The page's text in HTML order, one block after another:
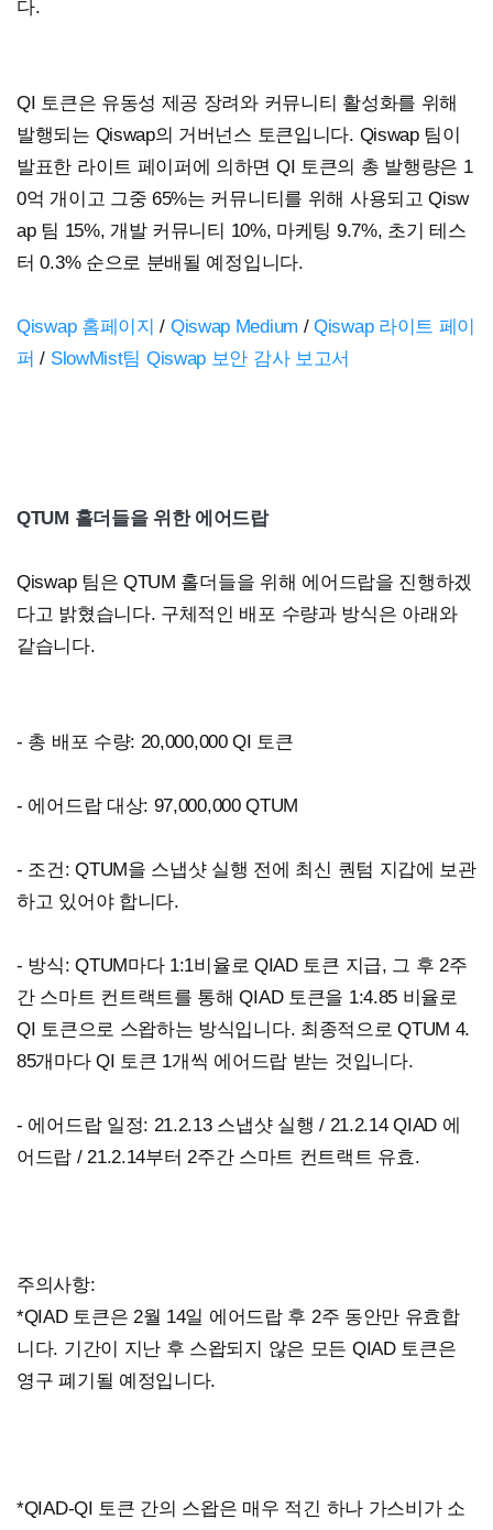
다.
QI 토큰은 유동성 제공 장려와 커뮤니티 활성화를 위해
발행되는 Qiswap의 거버넌스 토큰입니다. Qiswap 팀이
발표한 라이트 페이퍼에 의하면 QI 토큰의 총 발행량은 1
0억 개이고 그중 65%는 커뮤니티를 위해 사용되고 Qisw
ap 팀 15%, 개발 커뮤니티 10%, 마케팅 9.7%, 초기 테스
터 0.3% 순으로 분배될 예정입니다.
Qiswap 홈페이지 / Qiswap Medium /Qiswap 라이트 페이
퍼 / SlowMist팀 Qiswap 보안 감사 보고서
QTUM 홀더들을 위한 에어드랍
Qiswap 팀은 QTUM 홀더들을 위해 에어드랍을 진행하겠
다고 밝혔습니다. 구체적인 배포 수량과 방식은 아래와
같습니다.
- 총 배포 수량: 20,000,000 QI 토큰
- 에어드랍 대상: 97,000,000 QTUM
- 조건: QTUM을 스냅샷 실행 전에 최신 퀀텀 지갑에 보관
하고 있어야 합니다.
- 방식: QTUM마다 1:1비율로 QIAD 토큰 지급, 그 후 2주
간 스마트 컨트랙트를 통해 QIAD 토큰을 1:4.85 비율로
QI 토큰으로 스왑하는 방식입니다. 최종적으로 QTUM 4.
85개마다 QI 토큰 1개씩 에어드랍 받는 것입니다.
- 에어드랍 일정: 21.2.13 스냅샷 실행 / 21.2.14 QIAD 에
어드랍 / 21.2.14부터 2주간 스마트 컨트랙트 유효.
주의사항:
*QIAD 토큰은 2월 14일 에어드랍 후 2주 동안만 유효합
니다. 기간이 지난 후 스왑되지 않은 모든 QIAD 토큰은
영구 폐기될 예정입니다.
*QIAD-QI 토큰 간의 스왑은 매우 적긴 하나 가스비가 소